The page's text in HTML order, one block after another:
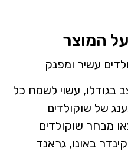
המוצר
עשיר ומפנק
בגודלו, עשוי לשמח כל
של שוקולדים
מבחר שוקולדים
באונו, גראנד